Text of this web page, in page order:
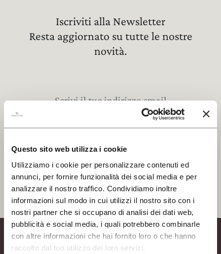
Questo sito web utilizza i cookie
Utilizziamo i cookie per personalizzare contenuti ed
annunci, per fornire funzionalità dei social media e per
analizzare il nostro traffico. Condividiamo inoltre
informazioni sul modo in cui utilizzi il nostro sito con i
nostri partner che si occupano di analisi dei dati web,
pubblicità e social media, i quali potrebbero combinarle
con altre informazioni che hai fornito loro o che hanno
raccolto dal tuo utilizzo dei loro servizi.
VINI
GIFT PACK
CONTATTI
SCOPRI
IL NOSTRO SHOP
EXCLUSIVE
WINE CLUB
CERCA
Iscriviti alla Newsletter
Resta aggiornato su tutte le nostre
novità.
Ho letto e accetto la Privacy Policy
ISCRIVITI
La tenuta